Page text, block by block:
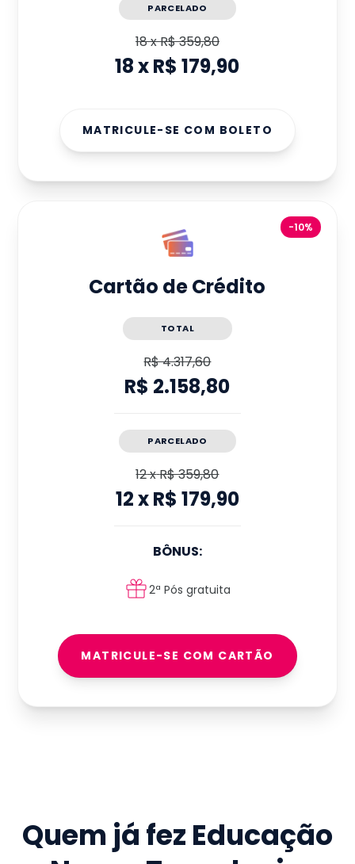
PARCELADO
18xR$ 359,80
18xR$ 179,90
MATRICULE-SE COM BOLETO
-10%
Cartão de Crédito
TOTAL
R$ 4.317,60
R$ 2.158,80
PARCELADO
12xR$ 359,80
12xR$ 179,90
BÔNUS:
2ª Pós gratuita
MATRICULE-SE COM CARTÃO
Quem já fez Educação